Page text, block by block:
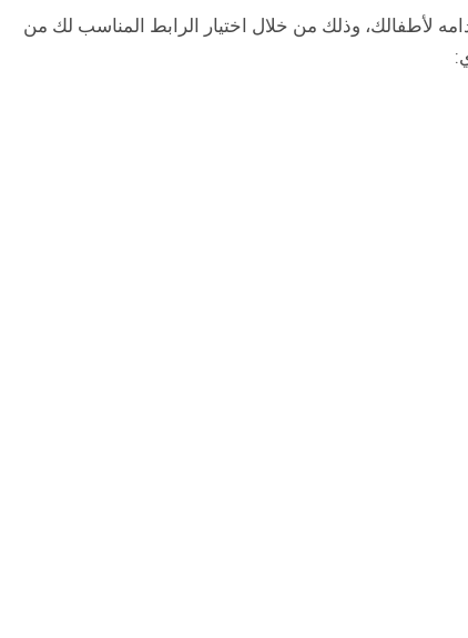
لأطفالك، وذلك من خلال اختيار الرابط المناسب لك من